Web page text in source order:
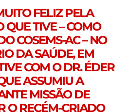
FELIZ PELA
QUE TIVE – COMO
COSEMS-AC – NO
DA SAÚDE, EM
COM O DR. ÉDER
ASSUMIU A
MISSÃO DE
O RECÉM-CRIADO